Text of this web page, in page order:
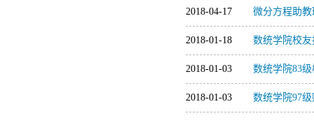
2018-04-17 微分方程助
2018-01-18 数统学院校
2018-01-03 数统学院83
2018-01-03 数统学院97